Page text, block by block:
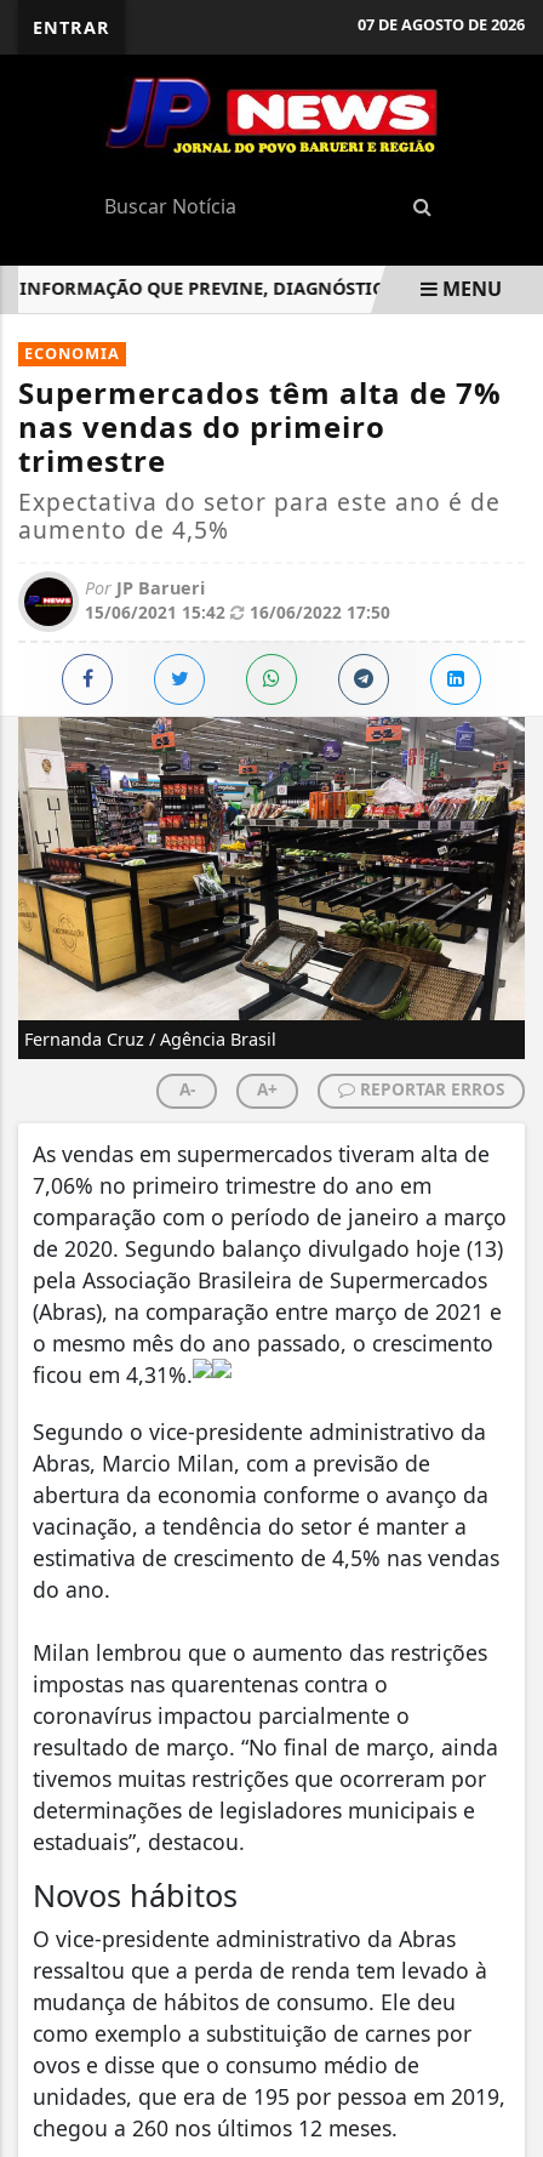
ENTRAR 07 DE AGOSTO DE 2026
QUE PREVINE, DIAGNÓSTICO QUE CURA
EM ALTA
MENU
ECONOMIA
Supermercados têm alta de 7%
nas vendas do primeiro
trimestre
Expectativa do setor para este ano é de
aumento de 4,5%
Por JP Barueri
15/06/2021 15:42
16/06/2022 17:50
Fernanda Cruz / Agência Brasil
A- A+ REPORTAR ERROS
As vendas em supermercados tiveram alta de
7,06% no primeiro trimestre do ano em
comparação com o período de janeiro a março
de 2020. Segundo balanço divulgado hoje (13)
pela Associação Brasileira de Supermercados
(Abras), na comparação entre março de 2021 e
o mesmo mês do ano passado, o crescimento
ficou em 4,31%.
Segundo o vice-presidente administrativo da
Abras, Marcio Milan, com a previsão de
abertura da economia conforme o avanço da
vacinação, a tendência do setor é manter a
estimativa de crescimento de 4,5% nas vendas
do ano.
Milan lembrou que o aumento das restrições
impostas nas quarentenas contra o
coronavírus impactou parcialmente o
resultado de março. “No final de março, ainda
tivemos muitas restrições que ocorreram por
determinações de legisladores municipais e
estaduais”, destacou.
Novos hábitos
O vice-presidente administrativo da Abras
ressaltou que a perda de renda tem levado à
mudança de hábitos de consumo. Ele deu
como exemplo a substituição de carnes por
ovos e disse que o consumo médio de
unidades, que era de 195 por pessoa em 2019,
chegou a 260 nos últimos 12 meses.